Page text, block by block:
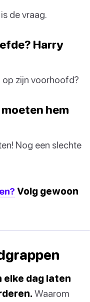
de vraag.
Harry
zijn voorhoofd?
moeten hem
Nog een slechte
Volg gewoon
elke dag laten
Waarom